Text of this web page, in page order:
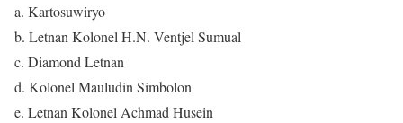
a. Kartosuwiryo
b. Letnan Kolonel H.N. Ventjel Sumual
c. Diamond Letnan
d. Kolonel Mauludin Simbolon
e. Letnan Kolonel Achmad Husein